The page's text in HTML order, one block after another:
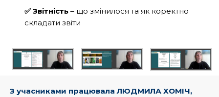
✅ Звітність – що змінилося та як коректно
складати звіти
З учасниками працювала ЛЮДМИЛА ХОМІЧ,